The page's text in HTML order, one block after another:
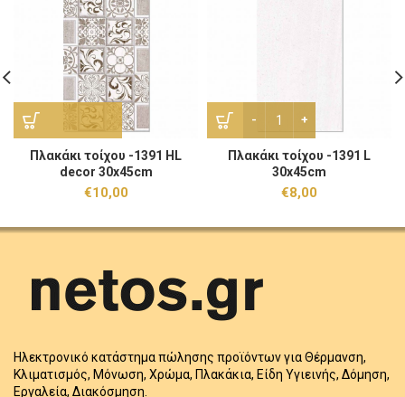
Πλακάκι τοίχου -1391 HL
decor 30x45cm
€10,00
Πλακάκι τοίχου -1391 L
30x45cm
€8,00
Ηλεκτρονικό κατάστημα πώλησης προϊόντων για Θέρμανση,
Κλιματισμός, Μόνωση, Χρώμα, Πλακάκια, Είδη Υγιεινής, Δόμηση,
Εργαλεία, Διακόσμηση.